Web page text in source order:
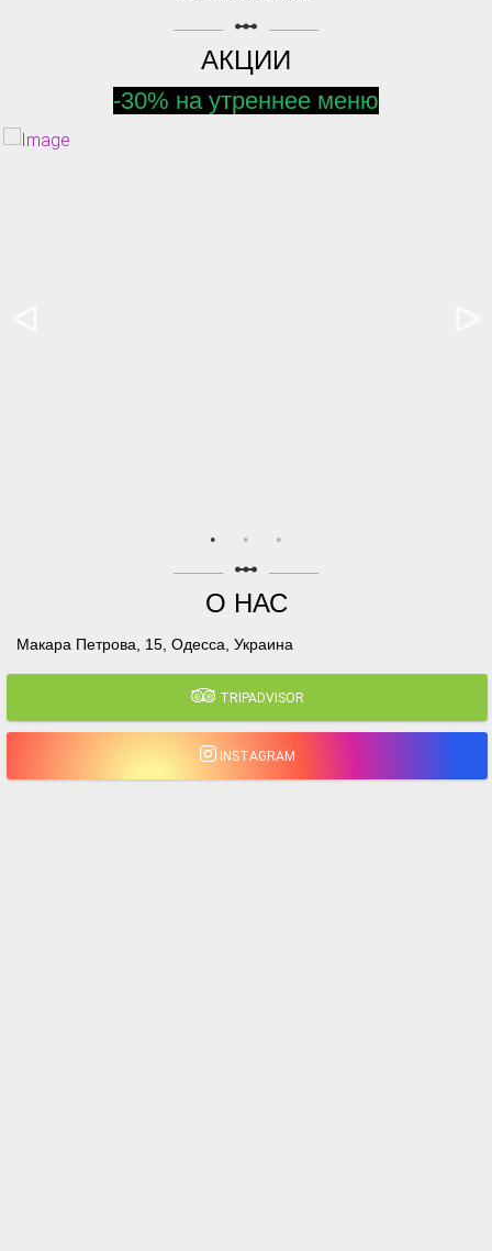
linear_scale
АКЦИИ
-30% на утреннее меню
linear_scale
О НАС
Макара Петрова, 15, Одесса, Украина
TRIPADVISOR
INSTAGRAM